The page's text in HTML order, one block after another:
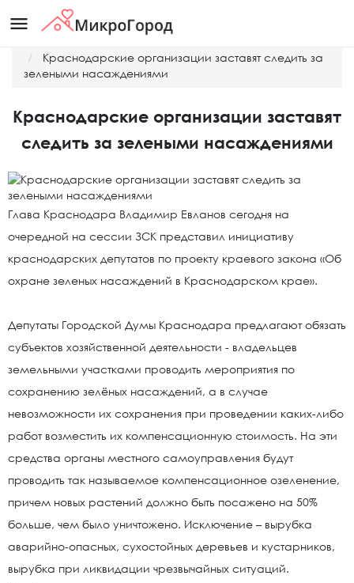
menu
Краснодарские организации заставят следить за
зелеными насаждениями
Краснодарские организации заставят
следить за зелеными насаждениями
Глава Краснодара Владимир Евланов сегодня на
очередной на сессии ЗСК представил инициативу
краснодарских депутатов по проекту краевого закона «Об
охране зеленых насаждений в Краснодарском крае».
Депутаты Городской Думы Краснодара предлагают обязать
субъектов хозяйственной деятельности - владельцев
земельными участками проводить мероприятия по
сохранению зелёных насаждений, а в случае
невозможности их сохранения при проведении каких-либо
работ возместить их компенсационную стоимость. На эти
средства органы местного самоуправления будут
проводить так называемое компенсационное озеленение,
причем новых растений должно быть посажено на 50%
больше, чем было уничтожено. Исключение – вырубка
аварийно-опасных, сухостойных деревьев и кустарников,
вырубка при ликвидации чрезвычайных ситуаций.